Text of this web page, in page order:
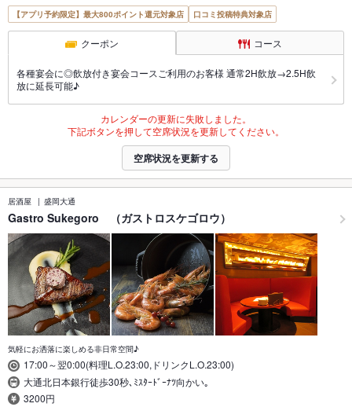
【アプリ予約限定】最大800ポイント還元対象店 口コミ投稿特典対象店
クーポン コース
各種宴会に◎飲放付き宴会コースご利用のお客様 通常2H飲放→2.5H飲
放に延長可能♪
カレンダーの更新に失敗しました。
下記ボタンを押して空席状況を更新してください。
空席状況を更新する
居酒屋 盛岡大通
Gastro Sukegoro （ガストロスケゴロウ）
気軽にお洒落に楽しめる非日常空間♪
17:00～翌0:00(料理L.O.23:00,ドリンクL.O.23:00)
大通北日本銀行徒歩30秒､ﾐｽﾀｰﾄﾞｰﾅﾂ向かい｡
3200円